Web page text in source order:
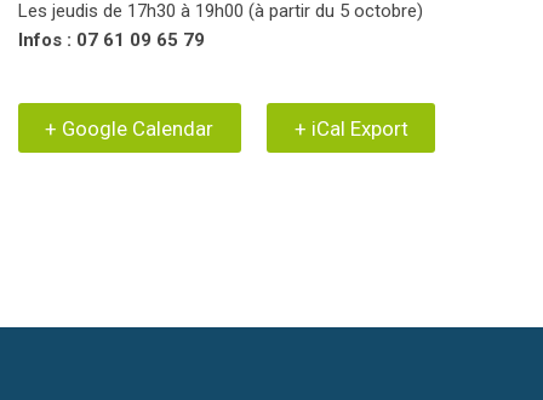
Les jeudis de 17h30 à 19h00 (à partir du 5 octobre)
Infos : 07 61 09 65 79
+ Google Calendar + iCal Export